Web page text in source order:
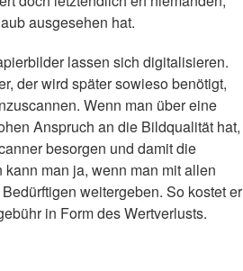
ausgesehen hat.
lassen sich digitalisieren.
der wird später sowieso benötigt,
Wenn man über eine
Anspruch an die Bildqualität hat,
besorgen und damit die
man ja, wenn man mit allen
weitergeben. So kostet er
in Form des Wertverlusts.